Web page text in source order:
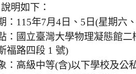
明如下：
：115年7月4日、5日(星期六
：國立臺灣大學物理凝態館
福路四段 1 號)
：高級中等(含)以下學校及公